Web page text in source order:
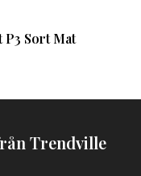
Sort Mat
Trendville